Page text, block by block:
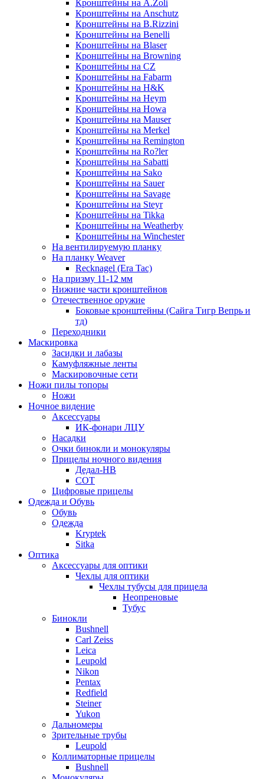
Кронштейны на A.Zoli
Кронштейны на Anschutz
Кронштейны на B.Rizzini
Кронштейны на Benelli
Кронштейны на Blaser
Кронштейны на Browning
Кронштейны на CZ
Кронштейны на Fabarm
Кронштейны на H&K
Кронштейны на Heym
Кронштейны на Howa
Кронштейны на Mauser
Кронштейны на Merkel
Кронштейны на Remington
Кронштейны на Ro?ler
Кронштейны на Sabatti
Кронштейны на Sako
Кронштейны на Sauer
Кронштейны на Savage
Кронштейны на Steyr
Кронштейны на Tikka
Кронштейны на Weatherby
Кронштейны на Winchester
На вентилируемую планку
На планку Weaver
Recknagel (Era Tac)
На призму 11-12 мм
Нижние части кронштейнов
Отечественное оружие
Боковые кронштейны (Сайга Тигр Вепрь и
тд)
Переходники
Маскировка
Засидки и лабазы
Камуфляжные ленты
Маскировочные сети
Ножи пилы топоры
Ножи
Ночное видение
Аксессуары
ИК-фонари ЛЦУ
Насадки
Очки бинокли и монокуляры
Прицелы ночного видения
Дедал-НВ
СОТ
Цифровые прицелы
Одежда и Обувь
Обувь
Одежда
Kryptek
Sitka
Оптика
Аксессуары для оптики
Чехлы для оптики
Чехлы тубусы для прицела
Неопреновые
Тубус
Бинокли
Bushnell
Carl Zeiss
Leica
Leupold
Nikon
Pentax
Redfield
Steiner
Yukon
Дальномеры
Зрительные трубы
Leupold
Коллиматорные прицелы
Bushnell